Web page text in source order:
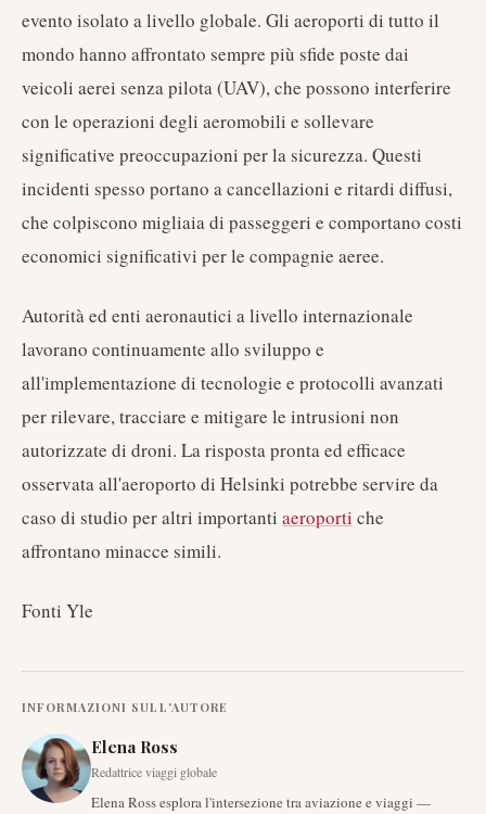
evento isolato a livello globale. Gli aeroporti di tutto il
mondo hanno affrontato sempre più sfide poste dai
veicoli aerei senza pilota (UAV), che possono interferire
con le operazioni degli aeromobili e sollevare
significative preoccupazioni per la sicurezza. Questi
incidenti spesso portano a cancellazioni e ritardi diffusi,
che colpiscono migliaia di passeggeri e comportano costi
economici significativi per le compagnie aeree.
Autorità ed enti aeronautici a livello internazionale
lavorano continuamente allo sviluppo e
all'implementazione di tecnologie e protocolli avanzati
per rilevare, tracciare e mitigare le intrusioni non
autorizzate di droni. La risposta pronta ed efficace
osservata all'aeroporto di Helsinki potrebbe servire da
caso di studio per altri importanti aeroporti che
affrontano minacce simili.
Fonti Yle
INFORMAZIONI SULL'AUTORE
Elena Ross
Redattrice viaggi globale
Elena Ross esplora l'intersezione tra aviazione e viaggi —